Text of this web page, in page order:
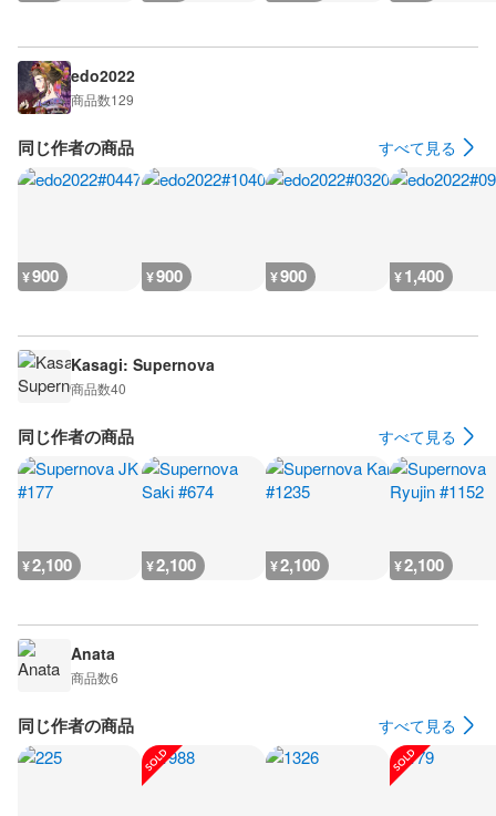
edo2022
商品数129
同じ作者の商品 すべて見る
¥900 ¥900 ¥900 ¥1,400
Kasagi: Supernova
商品数40
同じ作者の商品 すべて見る
¥2,100 ¥2,100 ¥2,100 ¥2,100
Anata
商品数6
同じ作者の商品 すべて見る